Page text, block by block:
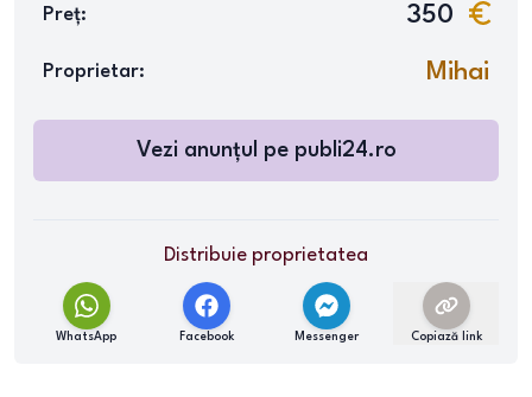
Preț: 350
Proprietar: Mihai
Vezi anunțul pe publi24.ro
Distribuie proprietatea
WhatsApp Facebook Messenger Copiază link